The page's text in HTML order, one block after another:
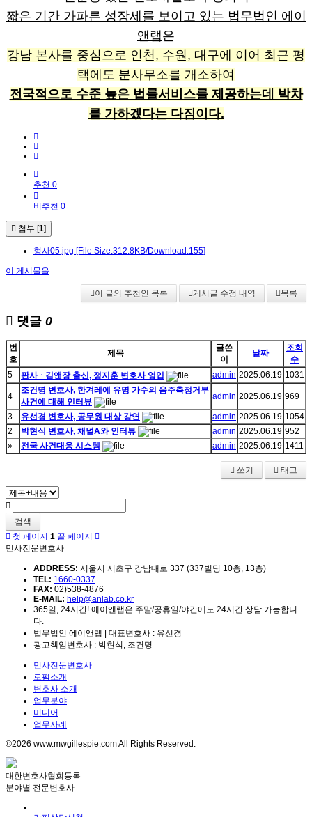
짧은 기간 가파른 성장세를 보이고 있는 법무법인 에이
앤랩 은
강남 본사를 중심으로 인천, 수원, 대구에 이어 최근 평
택에도 분사무소를 개소하여
전국적으로 수준 높은 법률서비스를 제공하는데 박차
를 가하겠다는 다짐이다.
추천 0
비추천 0
첨부 [1]
형사05.jpg [File Size:312.8KB/Download:155]
이 게시물을
이 글의 추천인 목록 게시글 수정 내역 목록
댓글 0
번
호
제목
글쓴
이
날짜
조회
수
5
판사ᆞ김앤장 출신, 정지훈 변호사 영입 admin 2025.06.19 1031
4
조건명 변호사, 한겨레에 유명 가수의 음주측정거부
사건에 대해 인터뷰
admin 2025.06.19 969
3 유선경 변호사, 공무원 대상 강연 admin 2025.06.19 1054
2
박현식 변호사, 채널A와 인터뷰 admin 2025.06.19 952
»
전국 사건대응 시스템 admin 2025.06.19 1411
쓰기 태그
검색
첫 페이지 1 끝 페이지
민사전문변호사
ADDRESS: 서울시 서초구 강남대로 337 (337빌딩 10층, 13층)
TEL: 1660-0337
FAX: 02)538-4876
E-MAIL: help@anlab.co.kr
365일, 24시간! 에이앤랩은 주말/공휴일/야간에도 24시간 상담 가능합니
다.
법무법인 에이앤랩 | 대표변호사 : 유선경
광고책임변호사 : 박현식, 조건명
민사전문변호사
로펌소개
변호사 소개
업무분야
미디어
업무사례
©2026 www.mwgillespie.com All Rights Reserved.
대한변호사협회등록
분야별 전문변호사